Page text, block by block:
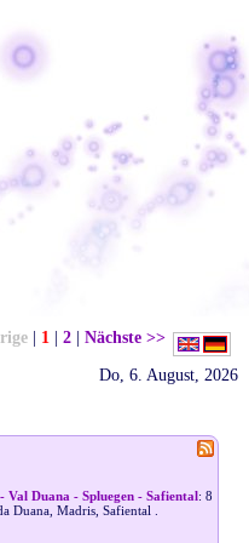
| 1 | 2 | Nächste >>
Do, 6. August, 2026
Duana - Spluegen - Safiental: 8
Duana, Madris, Safiental